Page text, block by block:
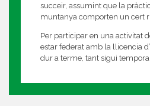
succeir, assumint que la
muntanya comporten un cert
Per participar en una activitat
estar federat amb la llicencia
dur a terme, tant sigui